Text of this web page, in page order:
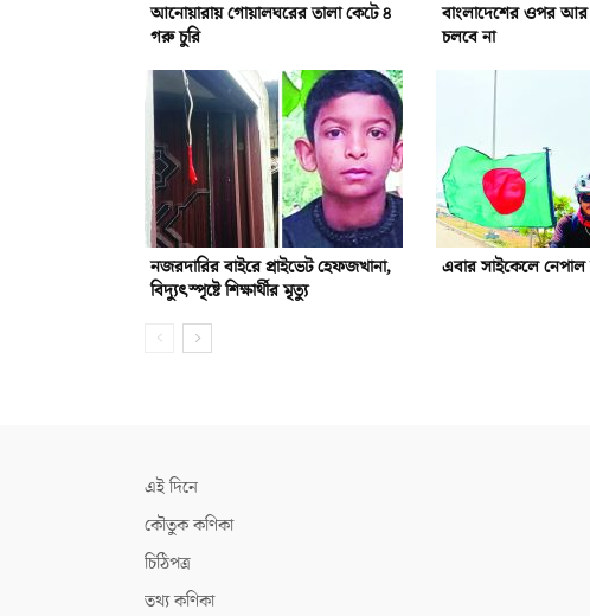
আনোয়ারায় গোয়ালঘরের তালা কেটে ৪
গরু চুরি
বাংলাদেশের ওপর আর
চলবে না
নজরদারির বাইরে প্রাইভেট হেফজখানা,
বিদ্যুৎস্পৃষ্টে শিক্ষার্থীর মৃত্যু
এবার সাইকেলে নেপাল
এই দিনে
কৌতুক কণিকা
চিঠিপত্র
তথ্য কণিকা